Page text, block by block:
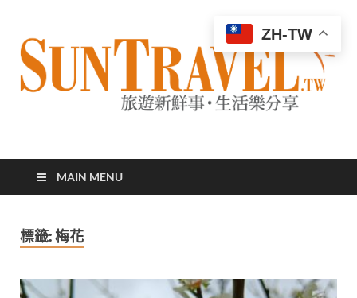
太陽網
MAIN MENU
標籤:梅花
ZH-TW